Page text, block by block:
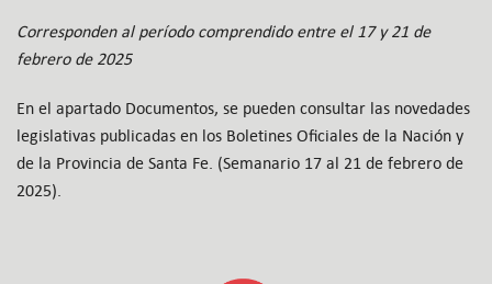
Corresponden al período comprendido entre el 17 y 21 de
febrero de 2025
En el apartado Documentos, se pueden consultar las novedades
legislativas publicadas en los Boletines Oficiales de la Nación y
de la Provincia de Santa Fe. (Semanario 17 al 21 de febrero de
2025).